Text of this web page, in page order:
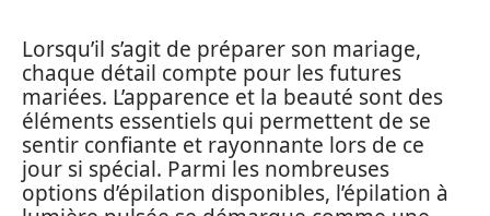
Lorsqu’il s’agit de préparer son mariage,
chaque détail compte pour les futures
mariées. L’apparence et la beauté sont des
éléments essentiels qui permettent de se
sentir confiante et rayonnante lors de ce
jour si spécial. Parmi les nombreuses
options d’épilation disponibles, l’épilation à